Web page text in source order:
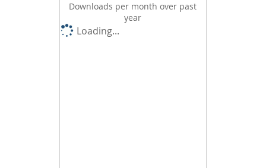
Downloads per month over past
year
Loading...